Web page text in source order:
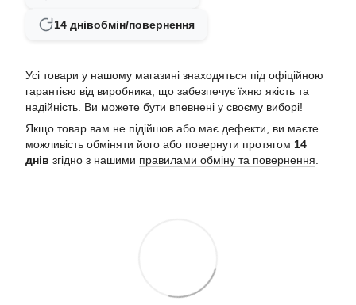
14 днівобмін/повернення
Усі товари у нашому магазині знаходяться під офіційною
гарантією від виробника, що забезпечує їхню якість та
надійність. Ви можете бути впевнені у своєму виборі!
Якщо товар вам не підійшов або має дефекти, ви маєте
можливість обміняти його або повернути протягом 14
днів згідно з нашими правилами обміну та повернення